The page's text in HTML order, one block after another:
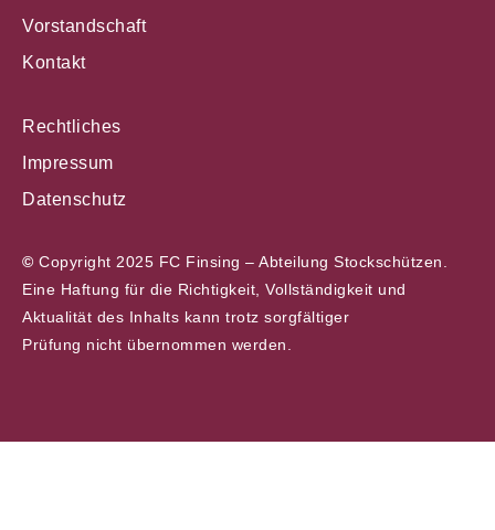
Vorstandschaft
Kontakt
Rechtliches
Impressum
Datenschutz
© Copyright 2025 FC Finsing – Abteilung Stockschützen.
Eine Haftung für die Richtigkeit, Vollständigkeit und
Aktualität des Inhalts kann trotz sorgfältiger
Prüfung nicht übernommen werden.